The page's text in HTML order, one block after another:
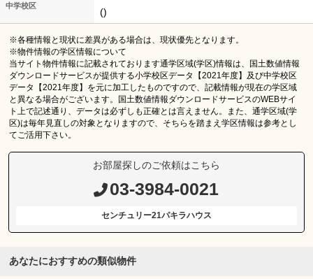
中学校区
()
※各種情報と現状に差異がある場合は、現状優先となります。
※物件情報の学区情報について
当サイト物件情報に記載されております通学区域(学区)情報は、国土数値情報
ダウンロードサービスが提供する小学校区データ【2021年度】及び中学校区
データ【2021年度】を元に加工したものですので、記載情報が現在の学区域
と異なる場合がございます。国土数値情報ダウンロードサービスのWEBサイ
ト上で記述通り、データは必ずしも正確とは言えません。また、通学区域(学
区)は毎年見直しの対象となりますので、そちらを踏まえ学区情報は参考とし
てご活用下さい。
お部屋探しのご依頼はこちら
03-3984-0021
センチュリー21パキラハウス
あなたにおすすめの類似物件